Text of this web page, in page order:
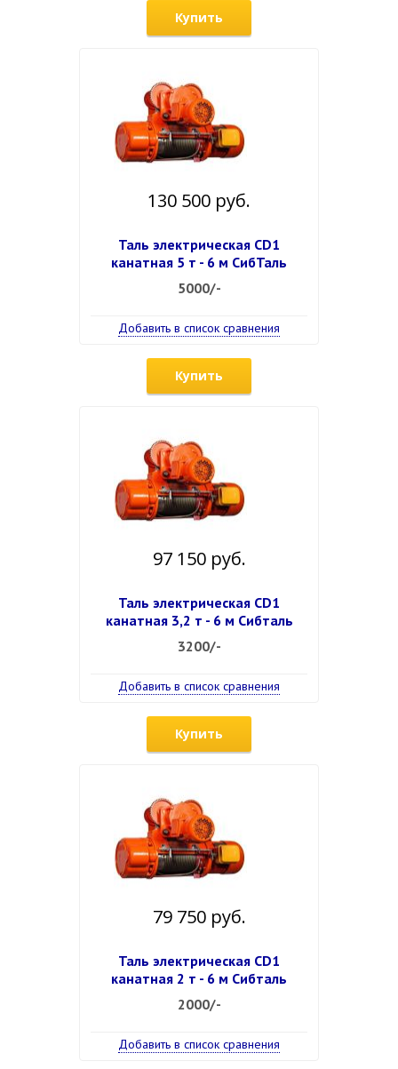
Купить
130 500 руб.
Таль электрическая CD1
канатная 5 т - 6 м СибТаль
5000/-
Добавить в список сравнения
Купить
97 150 руб.
Таль электрическая CD1
канатная 3,2 т - 6 м Сибталь
3200/-
Добавить в список сравнения
Купить
79 750 руб.
Таль электрическая CD1
канатная 2 т - 6 м Сибталь
2000/-
Добавить в список сравнения